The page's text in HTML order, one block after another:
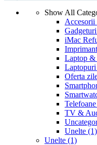
Show All
Accesorii
Gadgeturi
iMac
Laptop &
Oferta
TV &
Unelte (1)
Unelte (1)